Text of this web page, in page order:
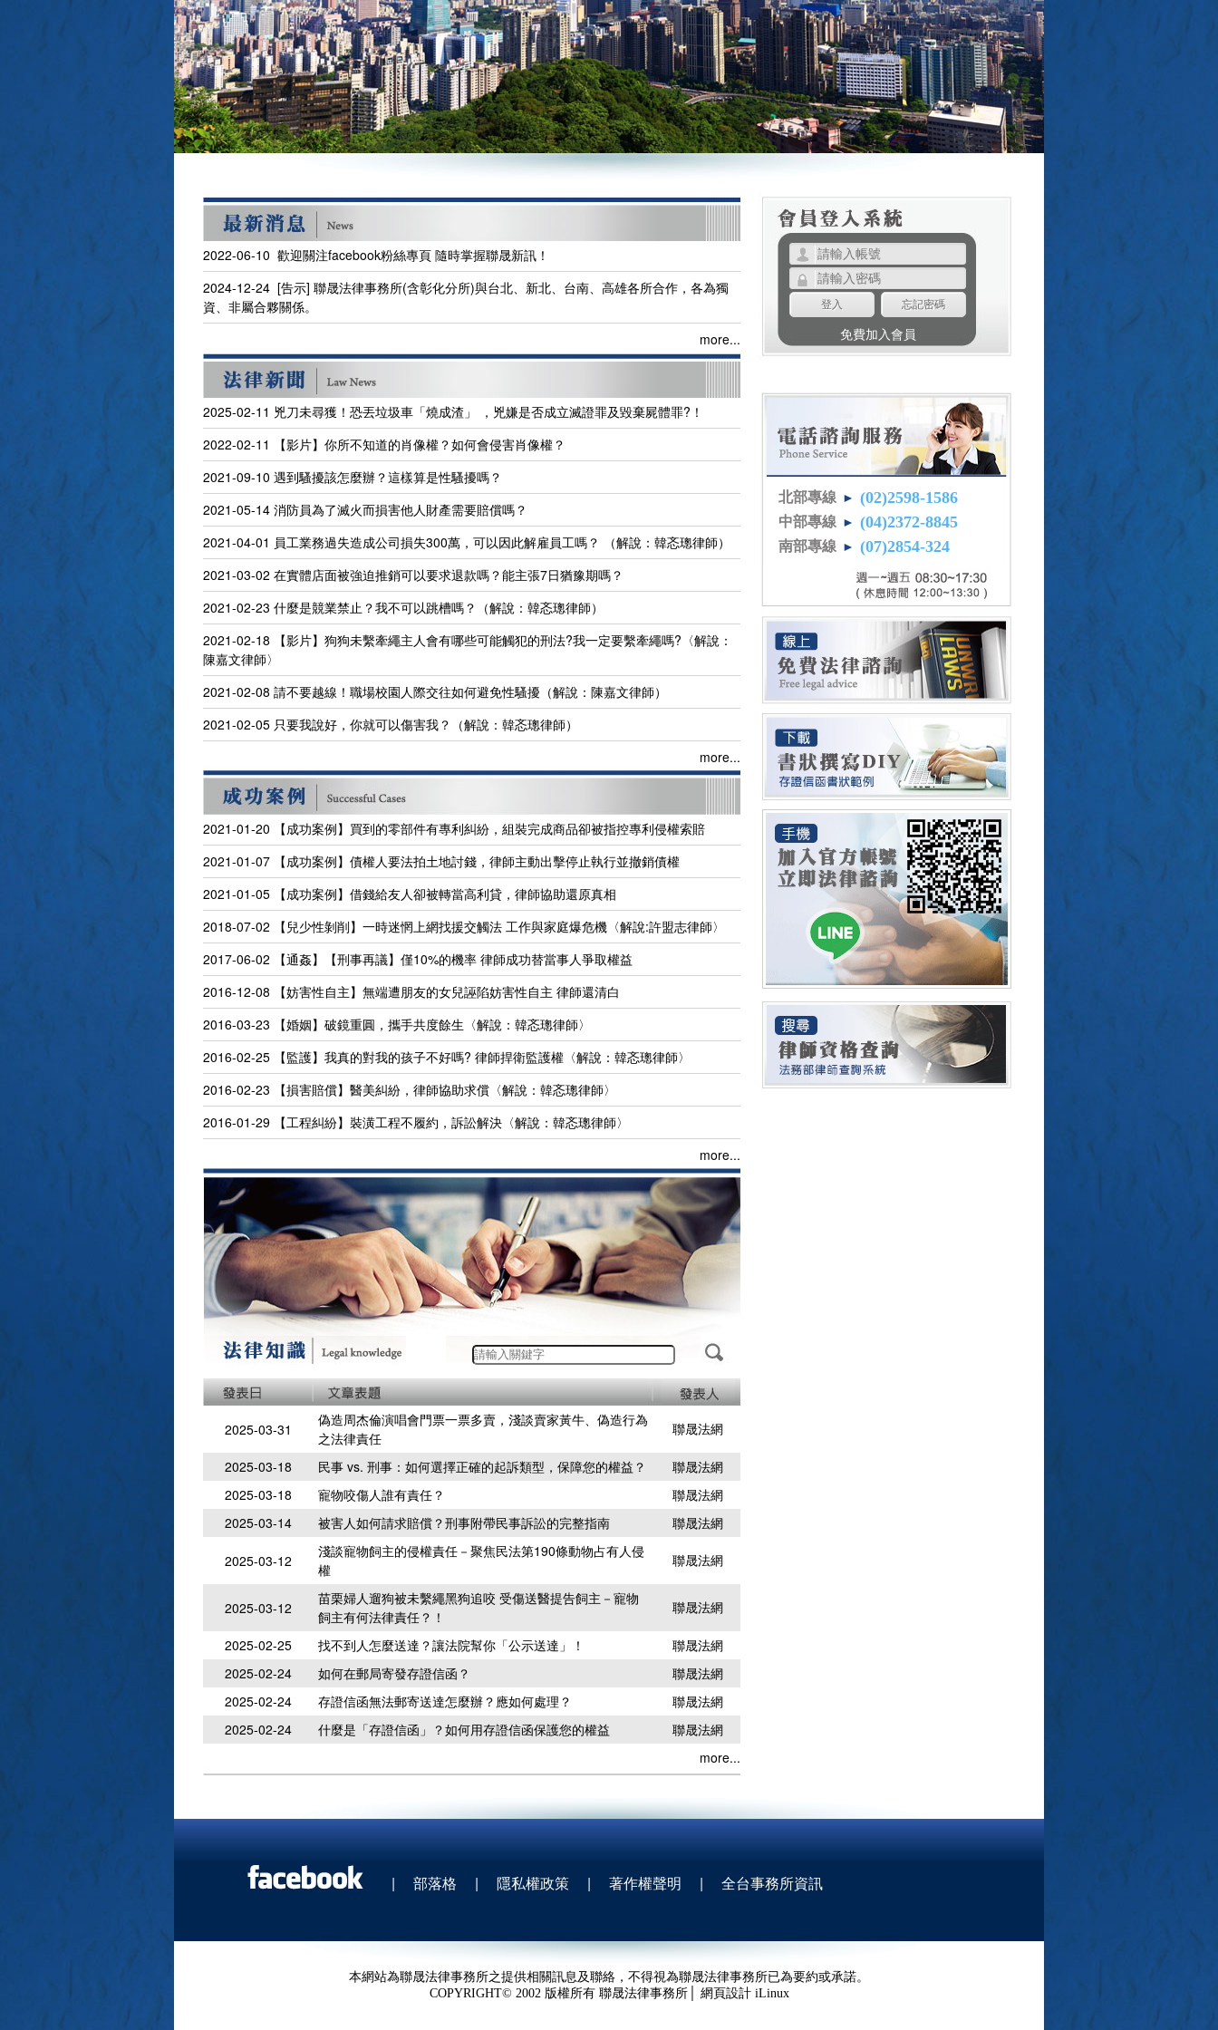
2022-06-10 歡迎關注facebook粉絲專頁 隨時掌握聯晟新訊！
2024-12-24 [告示] 聯晟法律事務所(含彰化分所)與台北、新北、台南、高雄各所合作，各為獨
資、非屬合夥關係。
more...
2025-02-11 兇刀未尋獲！恐丟垃圾車「燒成渣」 ，兇嫌是否成立滅證罪及毀棄屍體罪?！
2022-02-11
【影片】你所不知道的肖像權？如何會侵害肖像權？
2021-09-10 遇到騷擾該怎麼辦？這樣算是性騷擾嗎？
2021-05-14 消防員為了滅火而損害他人財產需要賠償嗎？
2021-04-01 員工業務過失造成公司損失300萬，可以因此解雇員工嗎？ （解說：韓忞璁律師）
2021-03-02 在實體店面被強迫推銷可以要求退款嗎？能主張7日猶豫期嗎？
2021-02-23 什麼是競業禁止？我不可以跳槽嗎？（解說：韓忞璁律師）
2021-02-18
【影片】狗狗未繫牽繩主人會有哪些可能觸犯的刑法?我一定要繫牽繩嗎?〈解說：
陳嘉文律師〉
2021-02-08 請不要越線！職場校園人際交往如何避免性騷擾（解說：陳嘉文律師）
2021-02-05 只要我說好，你就可以傷害我？（解說：韓忞璁律師）
more...
2021-01-20
【成功案例】買到的零部件有專利糾紛，組裝完成商品卻被指控專利侵權索賠
2021-01-07 【成功案例】債權人要法拍土地討錢，律師主動出擊停止執行並撤銷債權
2021-01-05 【成功案例】借錢給友人卻被轉當高利貸，律師協助還原真相
2018-07-02
【兒少性剝削】一時迷惘上網找援交觸法 工作與家庭爆危機〈解說:許盟志律師〉
2017-06-02
【通姦】【刑事再議】僅10%的機率 律師成功替當事人爭取權益
2016-12-08
【妨害性自主】無端遭朋友的女兒誣陷妨害性自主 律師還清白
2016-03-23
【婚姻】破鏡重圓，攜手共度餘生〈解說：韓忞璁律師〉
2016-02-25 【監護】我真的對我的孩子不好嗎? 律師捍衛監護權〈解說：韓忞璁律師〉
2016-02-23
【損害賠償】醫美糾紛，律師協助求償〈解說：韓忞璁律師〉
2016-01-29 【工程糾紛】裝潢工程不履約，訴訟解決〈解說：韓忞璁律師〉
more...
2025-03-31
偽造周杰倫演唱會門票一票多賣，淺談賣家黃牛、偽造行為
之法律責任
聯晟法網
2025-03-18 民事 vs. 刑事：如何選擇正確的起訴類型，保障您的權益？
聯晟法網
2025-03-18
寵物咬傷人誰有責任？
聯晟法網
2025-03-14
被害人如何請求賠償？刑事附帶民事訴訟的完整指南 聯晟法網
2025-03-12
淺談寵物飼主的侵權責任－聚焦民法第190條動物占有人侵
權
聯晟法網
2025-03-12
苗栗婦人遛狗被未繫繩黑狗追咬 受傷送醫提告飼主－寵物
飼主有何法律責任？！
聯晟法網
2025-02-25 找不到人怎麼送達？讓法院幫你「公示送達」！
聯晟法網
2025-02-24
如何在郵局寄發存證信函？
聯晟法網
2025-02-24
存證信函無法郵寄送達怎麼辦？應如何處理？
聯晟法網
2025-02-24
什麼是「存證信函」？如何用存證信函保護您的權益
聯晟法網
more...
登入 忘記密碼
免費加入會員
北部專線 ► (02)2598-1586
中部專線 ► (04)2372-8845
南部專線 ► (07)2854-324
| 部落格 | 隱私權政策 | 著作權聲明 | 全台事務所資訊
本網站為聯晟法律事務所之提供相關訊息及聯絡，不得視為聯晟法律事務所已為要約或承諾。
COPYRIGHT© 2002 版權所有 聯晟法律事務所│ 網頁設計 iLinux